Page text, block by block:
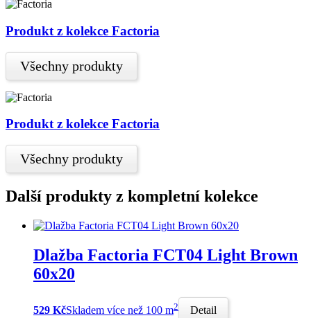
Produkt z kolekce Factoria
Všechny produkty
Produkt z kolekce Factoria
Všechny produkty
Další produkty z kompletní kolekce
Dlažba Factoria FCT04 Light Brown
60x20
529 KčSkladem více než 100 m2 Detail